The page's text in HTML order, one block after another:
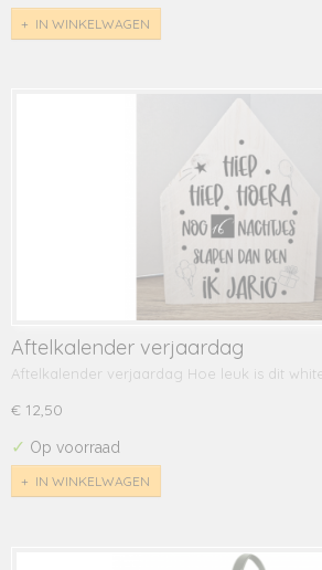
IN WINKELWAGEN
Aftelkalender verjaardag
Aftelkalender verjaardag Hoe leuk is dit
€ 12,50
✓ Op voorraad
IN WINKELWAGEN